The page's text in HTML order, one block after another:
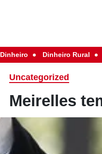
Dinheiro Dinheiro Rural
Uncategorized
Meirelles